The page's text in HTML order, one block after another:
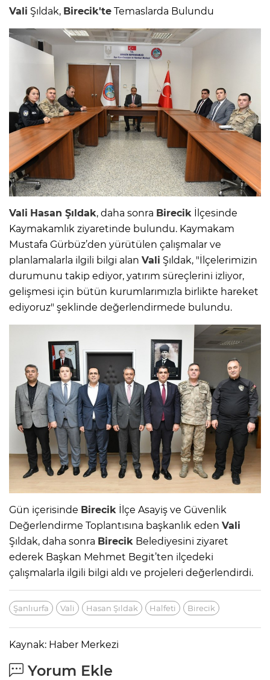
Vali Şıldak, Birecik'te Temaslarda Bulundu
Vali Hasan Şıldak, daha sonra Birecik İlçesinde
Kaymakamlık ziyaretinde bulundu. Kaymakam
Mustafa Gürbüz’den yürütülen çalışmalar ve
planlamalarla ilgili bilgi alan Vali Şıldak, "İlçelerimizin
durumunu takip ediyor, yatırım süreçlerini izliyor,
gelişmesi için bütün kurumlarımızla birlikte hareket
ediyoruz" şeklinde değerlendirmede bulundu.
Gün içerisinde Birecik İlçe Asayiş ve Güvenlik
Değerlendirme Toplantısına başkanlık eden Vali
Şıldak, daha sonra Birecik Belediyesini ziyaret
ederek Başkan Mehmet Begit’ten ilçedeki
çalışmalarla ilgili bilgi aldı ve projeleri değerlendirdi.
Şanlıurfa Vali Hasan Şıldak Halfeti Birecik
Kaynak: Haber Merkezi
Yorum Ekle